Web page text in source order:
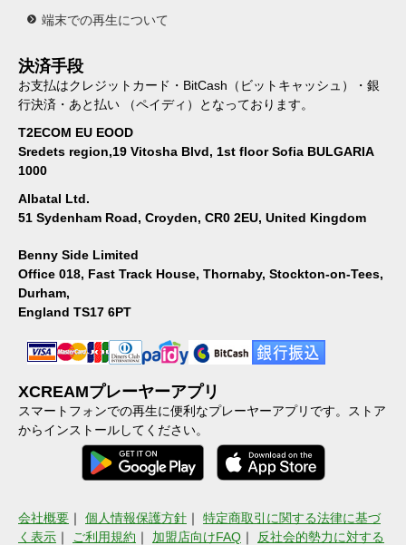
端末での再生について
決済手段
お支払はクレジットカード・BitCash（ビットキャッシュ）・銀
行決済・あと払い （ペイディ）となっております。
T2ECOM EU EOOD
Sredets region,19 Vitosha Blvd, 1st floor Sofia BULGARIA
1000
Albatal Ltd.
51 Sydenham Road, Croyden, CR0 2EU, United Kingdom
Benny Side Limited
Office 018, Fast Track House, Thornaby, Stockton-on-Tees,
Durham,
England TS17 6PT
XCREAMプレーヤーアプリ
スマートフォンでの再生に便利なプレーヤーアプリです。ストア
からインストールしてください。
会社概要 ｜ 個人情報保護方針 ｜ 特定商取引に関する法律に基づ
く表示 ｜ ご利用規約 ｜ 加盟店向けFAQ ｜ 反社会的勢力に対する